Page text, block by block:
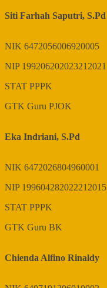
Siti Farhah Saputri, S.Pd
NIK 6472056006920005
NIP 199206202023212021
STAT PPPK
GTK Guru PJOK
Eka Indriani, S.Pd
NIK 6472026804960001
NIP 199604282022212015
STAT PPPK
GTK Guru BK
Chienda Alfino Rinaldy